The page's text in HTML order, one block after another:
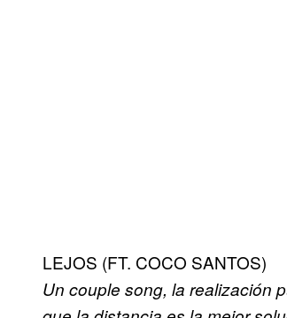
LEJOS (FT. COCO SANTOS)
Un couple song, la realización